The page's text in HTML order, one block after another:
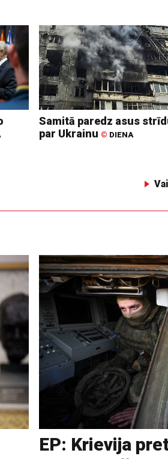
Samitā paredz asus
par Ukrainu © DIENA
EP: Krievija